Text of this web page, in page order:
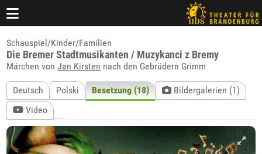
Schauspiel/Kinder/Familien
Die Bremer Stadtmusikanten / Muzykanci z Bremy
Märchen vonJan Kirsten nach den Gebrüdern Grimm
Deutsch Polski Besetzung (18)
Bildergalerien (1)
Video